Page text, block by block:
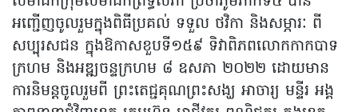
អញ្ជើញចូលរួមក្នុងពិធីប្រគល់ ទទួល ថវិកា និងសម្ភារៈ ពី
សប្បុរសជន ក្នុងឱកាសខួបទី១៥៩ ទិវាពិភពលោកកាកបាទ
ក្រហម និងអឌ្ឍចន្ទក្រហម ៨ ឧសភា ២០២២ ដោយមាន
ការនិមន្តចូលរួមពី ព្រះតេជ្ជគុណព្រះសង្ឃ អាចារ្យ មន្ទីរ អង្គ